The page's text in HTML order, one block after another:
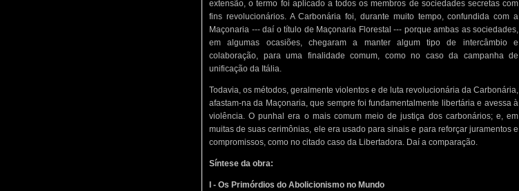
extensão, o termo foi aplicado a todos os membros de sociedades secretas com
fins revolucionários. A Carbonária foi, durante muito tempo, confundida com a
Maçonaria --- daí o título de Maçonaria Florestal --- porque ambas as sociedades,
em algumas ocasiões, chegaram a manter algum tipo de intercâmbio e
colaboração, para uma finalidade comum, como no caso da campanha de
unificação da Itália.
Todavia, os métodos, geralmente violentos e de luta revolucionária da Carbonária,
afastam-na da Maçonaria, que sempre foi fundamentalmente libertária e avessa à
violência. O punhal era o mais comum meio de justiça dos carbonários; e, em
muitas de suas cerimônias, ele era usado para sinais e para reforçar juramentos e
compromissos, como no citado caso da Libertadora. Daí a comparação.
Síntese da obra:
I - Os Primórdios do Abolicionismo no Mundo